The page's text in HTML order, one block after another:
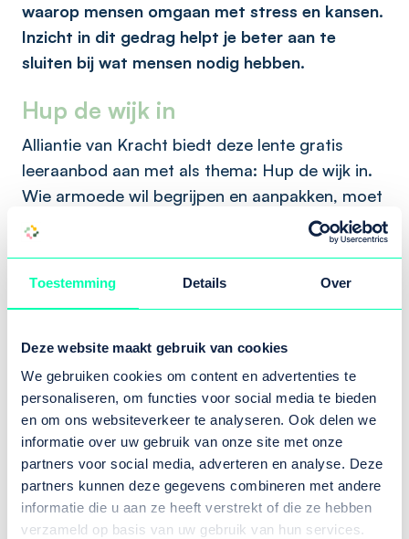
Toestemming Details Over
Deze website maakt gebruik van cookies
We gebruiken cookies om content en advertenties te
personaliseren, om functies voor social media te bieden
en om ons websiteverkeer te analyseren. Ook delen we
informatie over uw gebruik van onze site met onze
partners voor social media, adverteren en analyse. Deze
partners kunnen deze gegevens combineren met andere
informatie die u aan ze heeft verstrekt of die ze hebben
verzameld op basis van uw gebruik van hun services.
waarop mensen omgaan met stress en kansen.
Inzicht in dit gedrag helpt je beter aan te
sluiten bij wat mensen nodig hebben.
Hup de wijk in
Alliantie van Kracht biedt deze lente gratis
leeraanbod aan met als thema: Hup de wijk in.
Wie armoede wil begrijpen en aanpakken, moet
de wijk in. Daar waar mensen wonen, elkaar
Dit leeraanbod wordt verzorgd vanuit de
tegen Armoede, Gezond Groningen, Regio Deal
Zuid- en Oost-Drenthe II, de Social Agenda van
de provincie Drenthe en Kansen voor Kinderen
Groningen.
Komende save the dates
Naast de webinar komen er nog een aantal